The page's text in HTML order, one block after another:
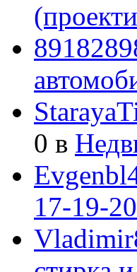
0 в
17-19-